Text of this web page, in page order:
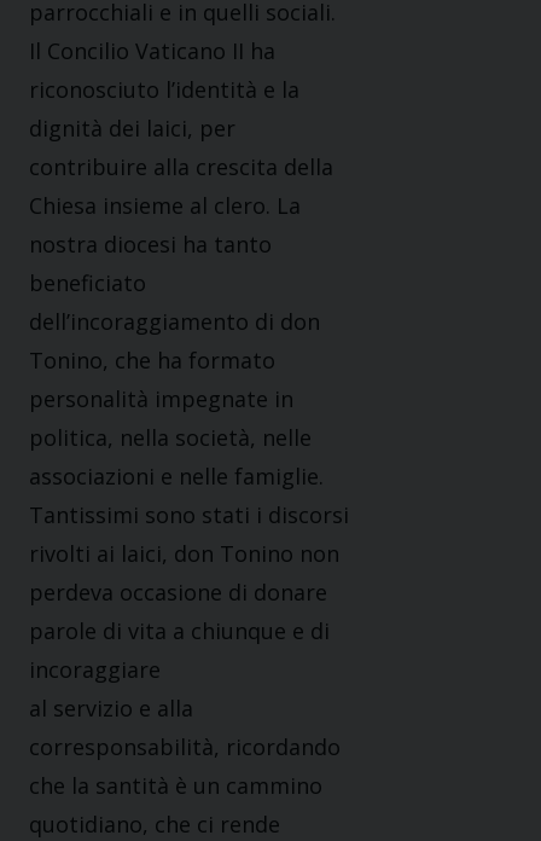
parrocchiali e in quelli sociali.
Il Concilio Vaticano II ha
riconosciuto l’identità e la
dignità dei laici, per
contribuire alla crescita della
Chiesa insieme al clero. La
nostra diocesi ha tanto
beneficiato
dell’incoraggiamento di don
Tonino, che ha formato
personalità impegnate in
politica, nella società, nelle
associazioni e nelle famiglie.
Tantissimi sono stati i discorsi
rivolti ai laici, don Tonino non
perdeva occasione di donare
parole di vita a chiunque e di
incoraggiare
al servizio e alla
corresponsabilità, ricordando
che la santità è un cammino
quotidiano, che ci rende